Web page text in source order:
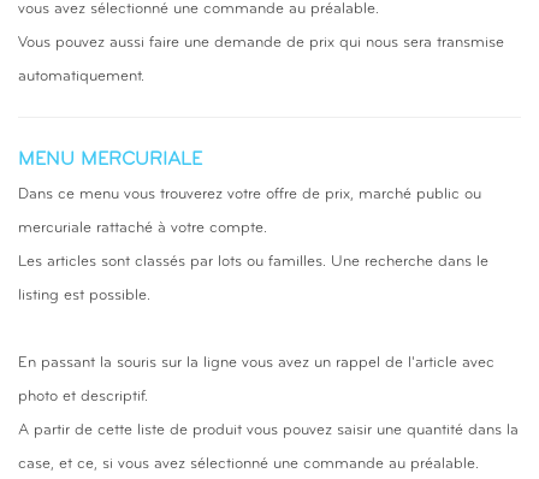
vous avez sélectionné une commande au préalable.
Vous pouvez aussi faire une demande de prix qui nous sera transmise
automatiquement.
MENU MERCURIALE
Dans ce menu vous trouverez votre offre de prix, marché public ou
mercuriale rattaché à votre compte.
Les articles sont classés par lots ou familles. Une recherche dans le
listing est possible.
En passant la souris sur la ligne vous avez un rappel de l'article avec
photo et descriptif.
A partir de cette liste de produit vous pouvez saisir une quantité dans la
case, et ce, si vous avez sélectionné une commande au préalable.